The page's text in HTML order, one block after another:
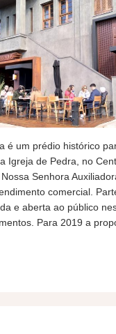
é um prédio histórico
Igreja de Pedra, no
Senhora
comercial.
e aberta ao público
Para 2019 a